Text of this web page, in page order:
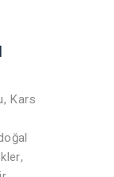
Kars